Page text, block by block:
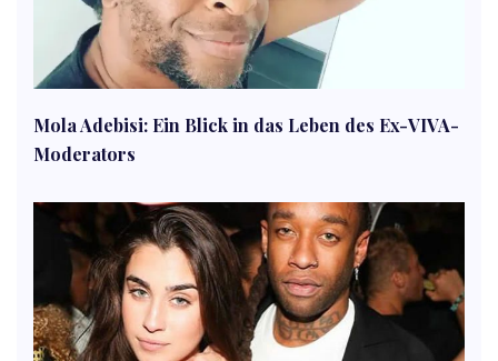
Mola Adebisi: Ein Blick in das Leben des Ex-VIVA-
Moderators